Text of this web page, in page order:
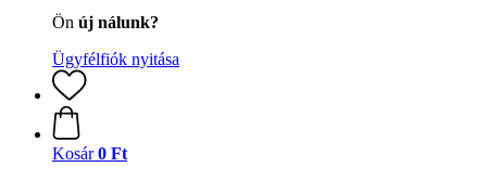
Ön új nálunk?
Ügyfélfiók nyitása
Kosár 0 Ft